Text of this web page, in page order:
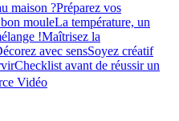
maison ?Préparez vos
mouleLa température, un
!Maîtrisez la
avec sensSoyez créatif
Checklist avant de réussir un
Vidéo